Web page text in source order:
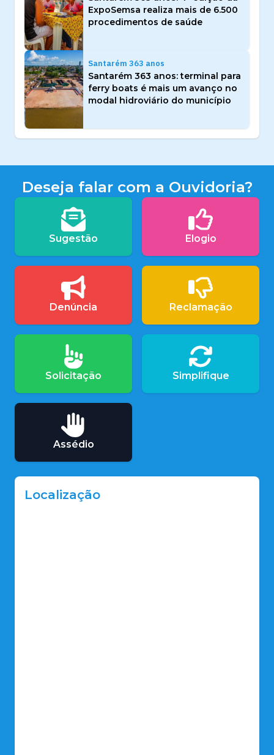
ExpoSemsa realiza mais de 6.500
procedimentos de saúde
Santarém 363 anos
Santarém 363 anos: terminal para
ferry boats é mais um avanço no
modal hidroviário do município
Deseja falar com a Ouvidoria?
Sugestão Elogio
Denúncia Reclamação
Solicitação Simplifique
Assédio
Localização